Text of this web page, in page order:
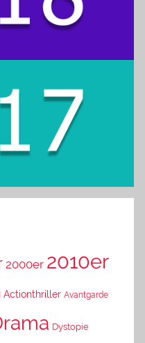
2000er 2010er
Actionthriller Avantgarde
Dystopie